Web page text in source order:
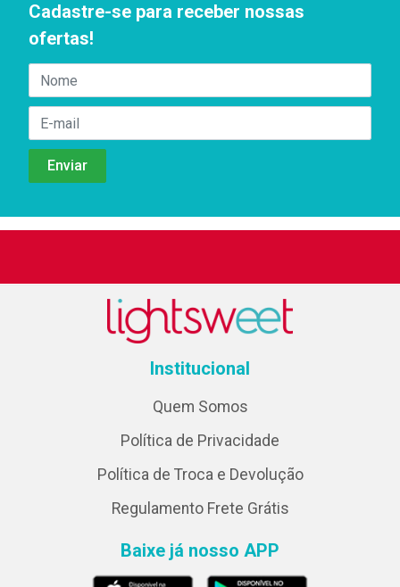
Cadastre-se para receber nossas
ofertas!
Institucional
Quem Somos
Política de Privacidade
Política de Troca e Devolução
Regulamento Frete Grátis
Baixe já nosso APP